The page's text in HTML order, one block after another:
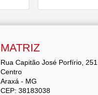
MATRIZ
Rua Capitão José Porfírio, 251
Centro
Araxá - MG
CEP: 38183038